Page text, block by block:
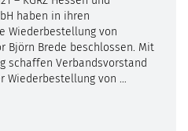
haben in ihren
Wiederbestellung von
Björn Brede beschlossen. Mit
schaffen Verbandsvorstand
Wiederbestellung von …